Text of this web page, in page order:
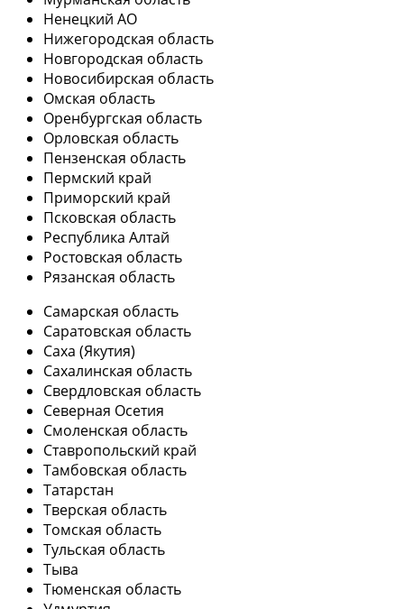
Ненецкий АО
Нижегородская область
Новгородская область
Новосибирская область
Омская область
Оренбургская область
Орловская область
Пензенская область
Пермский край
Приморский край
Псковская область
Республика Алтай
Ростовская область
Рязанская область
Самарская область
Саратовская область
Саха (Якутия)
Сахалинская область
Свердловская область
Северная Осетия
Смоленская область
Ставропольский край
Тамбовская область
Татарстан
Тверская область
Томская область
Тульская область
Тыва
Тюменская область